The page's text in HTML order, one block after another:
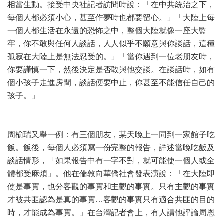
相當生動。接受中央社記者訪問時說：「在中共統治之下，
每個人都必須小心，甚至作夢時也都要留心。」「大陸上每
一個人都生活在永遠的恐怖之中，整個大陸就像一座大監
牢，你不敢與任何人談話，人人似乎不願意與你談話，這種
孤寂在大陸上是無法忍受的。」「當你遇到一位老朋友時，
你要謹慎一下，然後決定是否敢與他交談。在談話時，如有
個小孩子走進房間，談話便要中止，你甚至不能信任自己的
孩子。」
周榆瑞又舉一例：有三個朋友，某天晚上一同到一家館子吃
飯。飯後，每個人必須寫一份完整的報告，詳述當晚吃飯及
談話情形，「如果報告中有一字不對，就可能使一個人或全
體都受麻煩」。他在倫敦向華僑社會發表演說：「在大陸即
使是事實，也分客觀的事實和主觀的事實。只有主觀的事實
才被共匪認為是真的事實…客觀的事實只有適合共匪的目的
時，才能成為事實。」在台灣記者會上，有人請他評論周恩